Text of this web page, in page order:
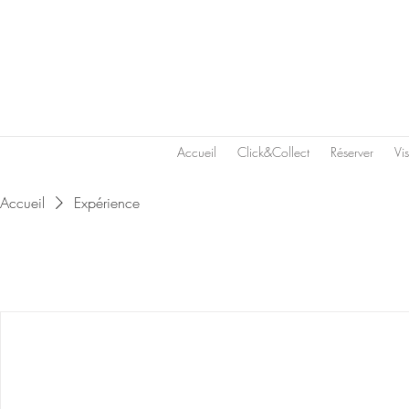
Accueil Click&Collect Réserver
Accueil Expérience